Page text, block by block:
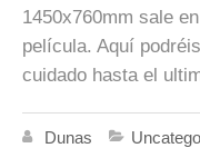
1450x760mm sale
película. Aquí
cuidado hasta el
Dunas